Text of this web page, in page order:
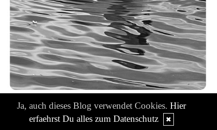
Ja, auch dieses Blog verwendet Cookies. Hier
erfaehrst Du alles zum Datenschutz
✖